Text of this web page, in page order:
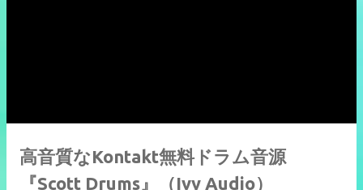
高音質なKontakt無料ドラム音源
『Scott Drums』（Ivy Audio）